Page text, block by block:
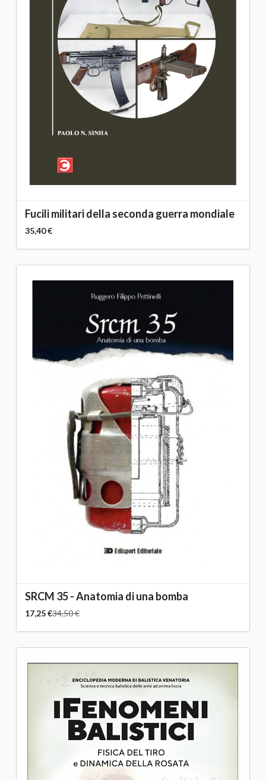
Fucili militari della seconda guerra mondiale
35,40 €
SRCM 35 - Anatomia di una bomba
17,25 €34,50 €